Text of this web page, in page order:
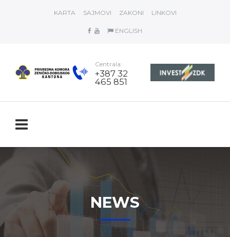
KARTA SAJMOVI ZAKONI LINKOVI
ENGLISH
Centrala:
+387 32
465 851
NEWS